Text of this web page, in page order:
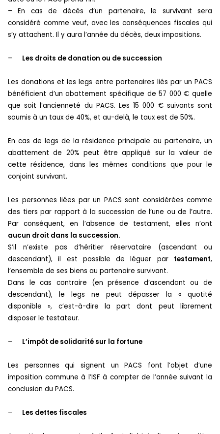
– En cas de décès d’un partenaire, le survivant sera
considéré comme veuf, avec les conséquences fiscales qui
s’y attachent. Il y aura l’année du décès, deux impositions.
– Les droits de donation ou de succession
Les donations et les legs entre partenaires liés par un PACS
bénéficient d’un abattement spécifique de 57 000 € quelle
que soit l’ancienneté du PACS. Les 15 000 € suivants sont
soumis à un taux de 40%, et au-delà, le taux est de 50%.
En cas de legs de la résidence principale au partenaire, un
abattement de 20% peut être appliqué sur la valeur de
cette résidence, dans les mêmes conditions que pour le
conjoint survivant.
Les personnes liées par un PACS sont considérées comme
des tiers par rapport à la succession de l’une ou de l’autre.
Par conséquent, en l’absence de testament, elles n’ont
aucun droit dans la succession.
S’il n’existe pas d’héritier réservataire (ascendant ou
descendant), il est possible de léguer par testament,
l’ensemble de ses biens au partenaire survivant.
Dans le cas contraire (en présence d’ascendant ou de
descendant), le legs ne peut dépasser la « quotité
disponible », c’est-à-dire la part dont peut librement
disposer le testateur.
– L’impôt de solidarité sur la fortune
Les personnes qui signent un PACS font l’objet d’une
imposition commune à l’ISF à compter de l’année suivant la
conclusion du PACS.
– Les dettes fiscales